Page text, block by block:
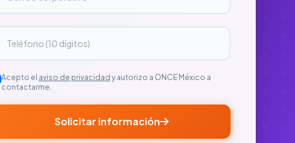
Acepto el aviso de privacidad y autorizo a ONCE México a
contactarme.
Solicitar información